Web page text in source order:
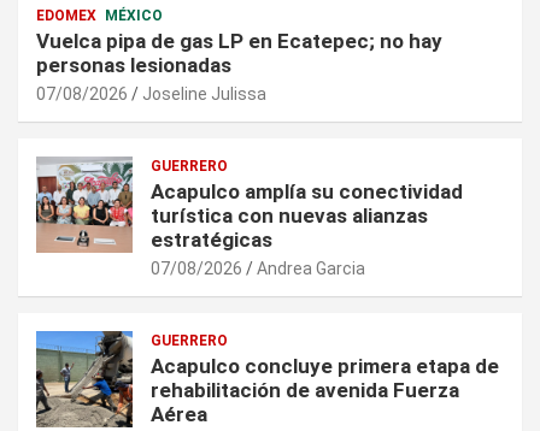
EDOMEX MÉXICO
Vuelca pipa de gas LP en Ecatepec; no hay
personas lesionadas
07/08/2026 Joseline Julissa
GUERRERO
Acapulco amplía su conectividad
turística con nuevas alianzas
estratégicas
07/08/2026 Andrea Garcia
GUERRERO
Acapulco concluye primera etapa de
rehabilitación de avenida Fuerza
Aérea